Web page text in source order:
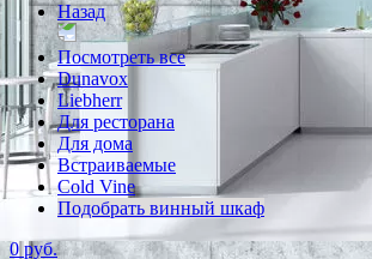
Назад
Посмотреть все
Dunavox
Liebherr
Для ресторана
Для дома
Встраиваемые
Cold Vine
Подобрать винный шкаф
0 руб.